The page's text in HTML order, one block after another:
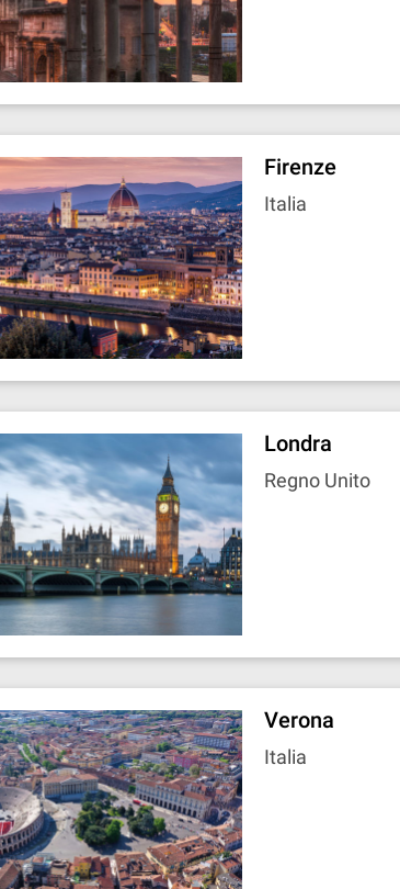
Firenze
Italia
Londra
Regno Unito
Verona
Italia